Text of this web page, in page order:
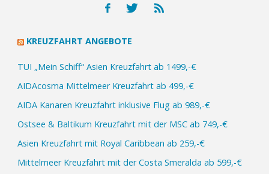
€“
KREUZFAHRT ANGEBOTE
TUI „Mein Schiff“ Asien Kreuzfahrt ab 1499,-€
AIDAcosma Mittelmeer Kreuzfahrt ab 499,-€
AIDA Kanaren Kreuzfahrt inklusive Flug ab 989,-€
Ostsee & Baltikum Kreuzfahrt mit der MSC ab 749,-€
Asien Kreuzfahrt mit Royal Caribbean ab 259,-€
Mittelmeer Kreuzfahrt mit der Costa Smeralda ab 599,-€